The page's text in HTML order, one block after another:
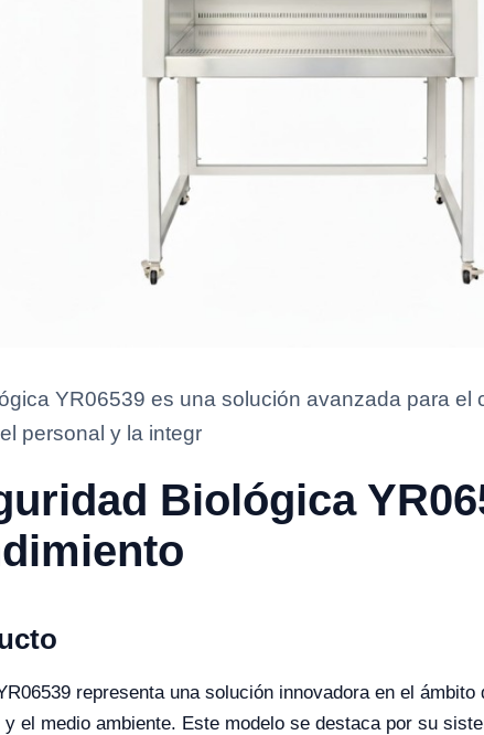
YR06539 es una solución avanzada para el
personal y la integr
Biológica
representa una solución innovadora en el
el medio ambiente. Este modelo se destaca por su